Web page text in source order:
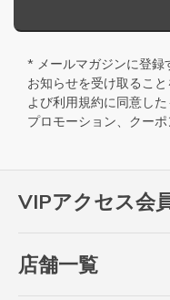
VIPアクセス会
店舗一覧
* メールマガジンに登録
お知らせを受け取ること
よび利用規約に同意し
プロモーション、クー